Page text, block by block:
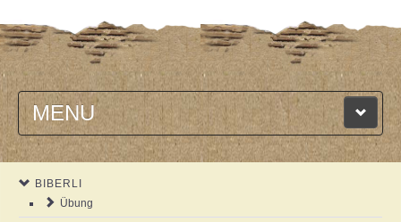
MENU
HOME
NEWS
BIBERLI
Übung